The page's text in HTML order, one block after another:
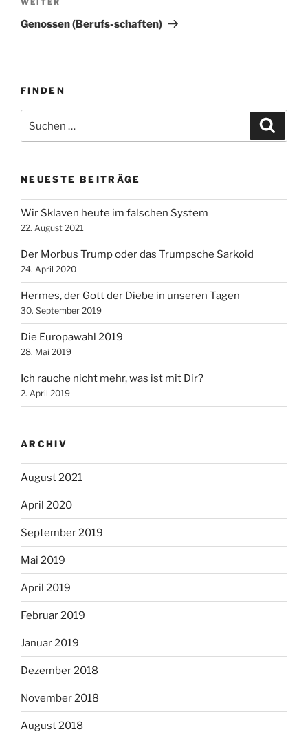
Nächster
Beitrag
Genossen (Berufs-schaften)
FINDEN
nach:
NEUESTE BEITRÄGE
Wir Sklaven heute im falschen System
22. August 2021
Der Morbus Trump oder das Trumpsche Sarkoid
24. April 2020
Hermes, der Gott der Diebe in unseren Tagen
30. September 2019
Die Europawahl 2019
28. Mai 2019
Ich rauche nicht mehr, was ist mit Dir?
2. April 2019
ARCHIV
August 2021
April 2020
September 2019
Mai 2019
April 2019
Februar 2019
Januar 2019
Dezember 2018
November 2018
August 2018